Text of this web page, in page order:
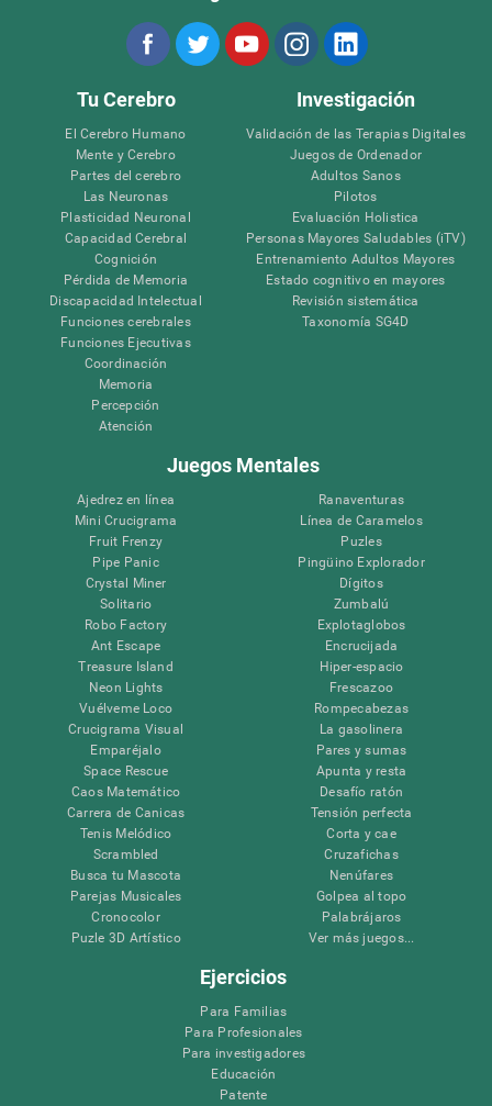
Tu Cerebro
El Cerebro Humano
Mente y Cerebro
Partes del cerebro
Las Neuronas
Plasticidad Neuronal
Capacidad Cerebral
Cognición
Pérdida de Memoria
Discapacidad Intelectual
Funciones cerebrales
Funciones Ejecutivas
Coordinación
Memoria
Percepción
Atención
Investigación
Validación de las Terapias Digitales
Juegos de Ordenador
Adultos Sanos
Pilotos
Evaluación Holistica
Personas Mayores Saludables (iTV)
Entrenamiento Adultos Mayores
Estado cognitivo en mayores
Revisión sistemática
Taxonomía SG4D
Juegos Mentales
Ajedrez en línea
Mini Crucigrama
Fruit Frenzy
Pipe Panic
Crystal Miner
Solitario
Robo Factory
Ant Escape
Treasure Island
Neon Lights
Vuélveme Loco
Crucigrama Visual
Emparéjalo
Space Rescue
Caos Matemático
Carrera de Canicas
Tenis Melódico
Scrambled
Busca tu Mascota
Parejas Musicales
Cronocolor
Puzle 3D Artístico
Ranaventuras
Línea de Caramelos
Puzles
Pingüino Explorador
Dígitos
Zumbalú
Explotaglobos
Encrucijada
Hiper-espacio
Frescazoo
Rompecabezas
La gasolinera
Pares y sumas
Apunta y resta
Desafío ratón
Tensión perfecta
Corta y cae
Cruzafichas
Nenúfares
Golpea al topo
Palabrájaros
Ver más juegos...
Ejercicios
Para Familias
Para Profesionales
Para investigadores
Educación
Patente